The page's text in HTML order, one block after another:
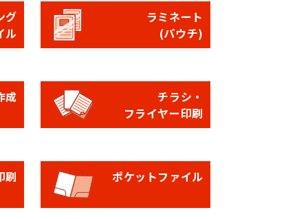
グ
ル
ラミネート
(パウチ)
成
チラシ・
フライヤー印刷
刷 ポケットファイル